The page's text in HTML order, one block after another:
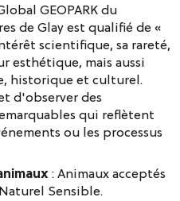
GEOPARK du
de Glay est qualifié de «
scientifique, sa rareté,
esthétique, mais aussi
historique et culturel.
d'observer des
qui reflètent
ou les processus
: Animaux acceptés
Sensible.